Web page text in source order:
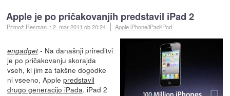
Apple je po pričakovanjih predstavil iPad 2
Primož Resman ::2. mar 2011 ob 20:24 Apple iPhone/iPad/iPod
engadget- Na današnji prireditvi
je po pričakovanju skorajda
vseh, ki jim za takšne dogodke
ni vseeno, Apple predstavil
drugo generacijo iPada. iPad 2